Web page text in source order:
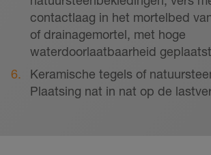
contactlaag in het mortelbed
of drainagemortel, met hoge
waterdoorlaatbaarheid
Keramische tegels of
Plaatsing nat in nat op de